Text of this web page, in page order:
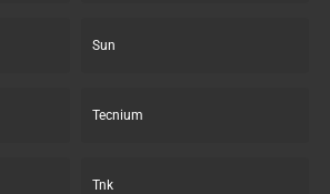
Sun
Tecnium
Tnk